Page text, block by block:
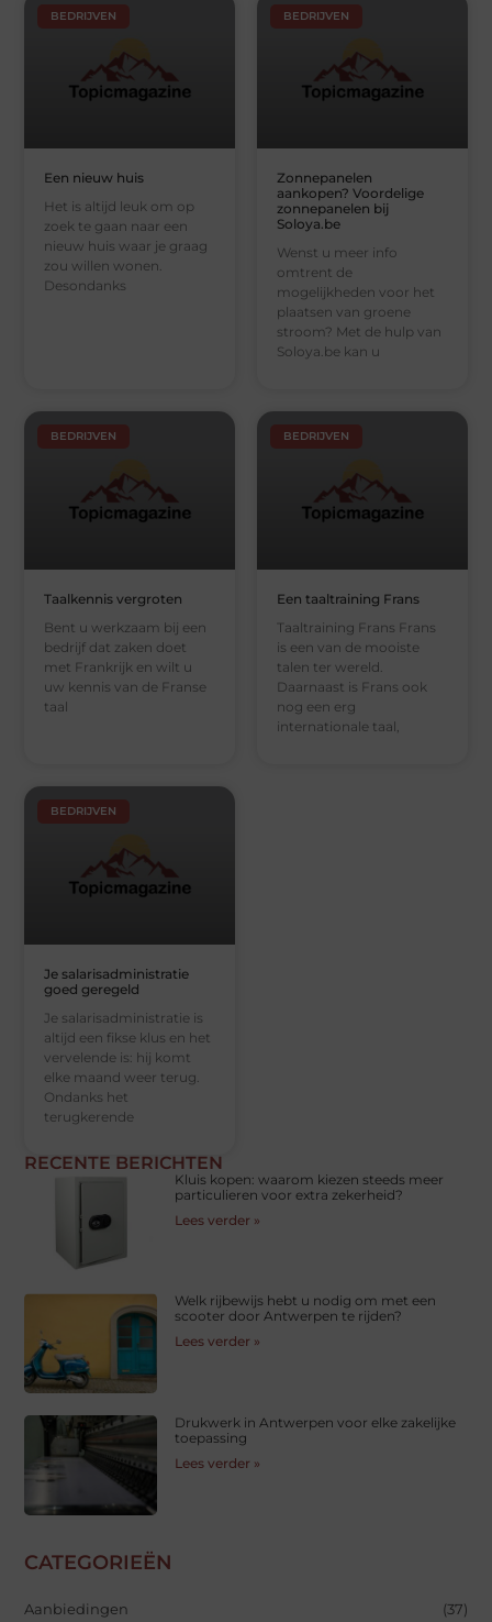
BEDRIJVEN
Een nieuw huis
Het is altijd leuk om op
zoek te gaan naar een
nieuw huis waar je graag
zou willen wonen.
Desondanks
BEDRIJVEN
Zonnepanelen
aankopen? Voordelige
zonnepanelen bij
Soloya.be
Wenst u meer info
omtrent de
mogelijkheden voor het
plaatsen van groene
stroom? Met de hulp van
Soloya.be kan u
BEDRIJVEN
Taalkennis vergroten
Bent u werkzaam bij een
bedrijf dat zaken doet
met Frankrijk en wilt u
uw kennis van de Franse
taal
BEDRIJVEN
Een taaltraining Frans
Taaltraining Frans Frans
is een van de mooiste
talen ter wereld.
Daarnaast is Frans ook
nog een erg
internationale taal,
BEDRIJVEN
Je salarisadministratie
goed geregeld
Je salarisadministratie is
altijd een fikse klus en het
vervelende is: hij komt
elke maand weer terug.
Ondanks het
terugkerende
RECENTE BERICHTEN
Kluis kopen: waarom kiezen steeds meer
particulieren voor extra zekerheid?
Lees verder »
Welk rijbewijs hebt u nodig om met een
scooter door Antwerpen te rijden?
Lees verder »
Drukwerk in Antwerpen voor elke zakelijke
toepassing
Lees verder »
CATEGORIEËN
Aanbiedingen
(37)